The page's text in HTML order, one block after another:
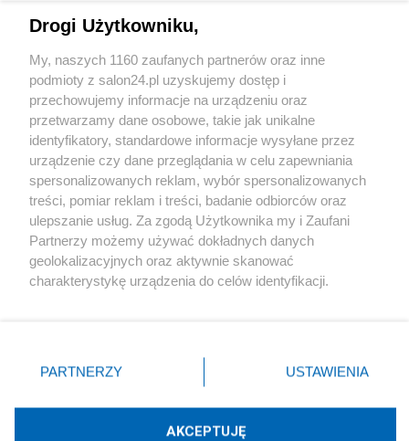
Sport
Społeczeństwo
Kultura
X Facebook Instagram Youtube
Drogi Użytkowniku,
My, naszych 1160 zaufanych partnerów oraz inne
podmioty z salon24.pl uzyskujemy dostęp i
przechowujemy informacje na urządzeniu oraz
przetwarzamy dane osobowe, takie jak unikalne
identyfikatory, standardowe informacje wysyłane przez
urządzenie czy dane przeglądania w celu zapewniania
spersonalizowanych reklam, wybór spersonalizowanych
treści, pomiar reklam i treści, badanie odbiorców oraz
ulepszanie usług. Za zgodą Użytkownika my i Zaufani
Partnerzy możemy używać dokładnych danych
geolokalizacyjnych oraz aktywnie skanować
charakterystykę urządzenia do celów identyfikacji.
zmienić/wycofać klikając przycisk ustawień prywatności
znajdujący się w lewym dolnym rogu strony
rodzaje przetwarzania danych nie wymagają zgody
użytkownika, ale masz prawo sprzeciwić się takiemu
PARTNERZY USTAWIENIA
AKCEPTUJĘ